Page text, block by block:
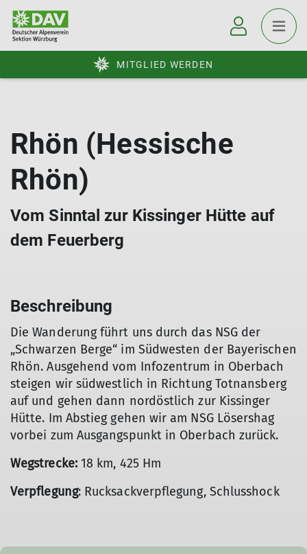
MITGLIED WERDEN
Rhön (Hessische
Rhön)
Vom Sinntal zur Kissinger Hütte auf
dem Feuerberg
Beschreibung
Die Wanderung führt uns durch das NSG der
„Schwarzen Berge“ im Südwesten der Bayerischen
Rhön. Ausgehend vom Infozentrum in Oberbach
steigen wir südwestlich in Richtung Totnansberg
auf und gehen dann nordöstlich zur Kissinger
Hütte. Im Abstieg gehen wir am NSG Lösershag
vorbei zum Ausgangspunkt in Oberbach zurück.
Wegstrecke:18 km, 425 Hm
Verpflegung: Rucksackverpflegung, Schlusshock